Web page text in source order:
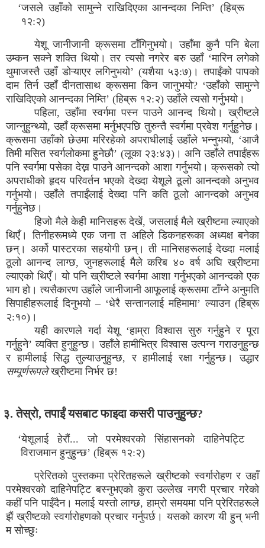
‘जसले उहाँको सामुन्ने राखिदिएका आनन्दका निम्ति’ (हिब्रू
१२:२)
येशू जानीजानी क्रूसमा टाँगिनुभयो। उहाँमा कुनै पनि बेला
उम्कन सक्ने शक्ति थियो। तर त्यसो नगरेर बरु उहाँ ‘मारिन लगेको
थुमाजस्तै उहाँ डोऱ्याएर लगिनुभयो’ (यशैया ५३:७)। तपाईंको पापको
दाम तिर्न उहाँ दीनतासाथ क्रूसमा किन जानुभयो? ‘उहाँको सामुन्ने
राखिदिएको आनन्दका निम्ति’ (हिब्रू १२:२) उहाँले त्यसो गर्नुभयो।
पहिला, उहाँमा स्वर्गमा पस्न पाउने आनन्द थियो। ख्रीष्टले
जान्नुहुन्थ्यो, उहाँ क्रूसमा मर्नुभएपछि तुरुन्तै स्वर्गमा प्रवेश गर्नुहुनेछ।
क्रूसमा उहाँको छेउमा मरिरहेको अपराधीलाई उहाँले भन्नुभयो, ‘आजै
तिमी मसित स्वर्गलोकमा हुनेछौ’ (लूका २३:४३)। अनि उहाँले तपाईंहरू
पनि स्वर्गमा पसेका देख्न पाउने आनन्दको आशा गर्नुभयो। क्रूसको त्यो
अपराधीको हृदय परिवर्तन भएको देख्दा येशूले ठूलो आनन्दको अनुभव
गर्नुभयो। उहाँले तपाईंलाई देख्दा पनि कति ठूलो आनन्दको अनुभव
गर्नुहुनेछ।
हिजो मैले केही मानिसहरू देखें, जसलाई मैले ख्रीष्टमा ल्याएको
थिएँ। तिनीहरूमध्ये एक जना त अहिले डिकनहरूका अध्यक्ष बनेका
छन्। अर्को पास्टरका सहयोगी छन्। ती मानिसहरूलाई देख्दा मलाई
ठूलो आनन्द लाग्छ, जुनहरूलाई मैले करिब ४० वर्ष अघि ख्रीष्टमा
ल्याएको थिएँ। यो पनि ख्रीष्टले स्वर्गमा आशा गर्नुभएको आनन्दको एक
भाग हो। त्यसैकारण उहाँले जानीजानी आफूलाई क्रूसमा टाँग्ने अनुमति
सिपाहीहरूलाई दिनुभयो – ‘धेरै सन्तानलाई महिमामा’ ल्याउन (हिब्रू
२:१०)।
यही कारणले गर्दा येशू ‘हाम्रा विश्वास सुरु गर्नुहुने र पूरा
गर्नुहुने’ व्यक्ति हुनुहुन्छ। उहाँले हामीभित्र विश्वास उत्पन्न गराउनुहुन्छ
र हामीलाई सिद्ध तुल्याउनुहुन्छ, र हामीलाई रक्षा गर्नुहुन्छ। उद्धार
सम्पूर्णरूपलेख्रीष्टमा निर्भर छ!
३. तेस्रो, तपाईं यसबाट फाइदा कसरी पाउनुहुन्छ?
‘येशूलाई हेरौं... जो परमेश्वरको सिंहासनको दाहिनेपट्टि
विराजमान हुनुहुन्छ’ (हिब्रू १२:२)
प्रेरितको पुस्तकमा प्रेरितहरूले ख्रीष्टको स्वर्गारोहण र उहाँ
परमेश्वरको दाहिनेपट्टि बस्नुभएको कुरा उल्लेख नगरी प्रचार गरेको
कहीं पनि पाइँदैन। मलाई यस्तो लाग्छ, हाम्रो समयमा पनि प्रेरितहरूले
झैं ख्रीष्टको स्वर्गारोहणको प्रचार गर्नुपर्छ। यसको कारण यी हुन् भनी
म सोच्छुः